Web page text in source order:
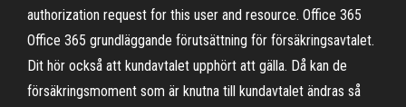
authorization request for this user and resource. Office 365
Office 365 grundläggande förutsättning för försäkringsavtalet.
Dit hör också att kundavtalet upphört att gälla. Då kan de
försäkringsmoment som är knutna till kundavtalet ändras så